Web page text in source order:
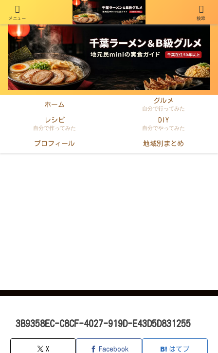
千葉在住50年以上のminiがラーメン・町中華・B級グルメを本音レビュー
ホーム
グルメ
自分で行ってみた
レシピ
自分で作ってみた
DIY
自分でやってみた
プロフィール 地域別まとめ
3B9358EC-C8CF-4027-919D-E43D5D831255
X Facebook はてブ
メニュー 検索